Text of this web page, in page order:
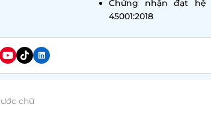
Chứng nhận đạt
45001:2018
chữ